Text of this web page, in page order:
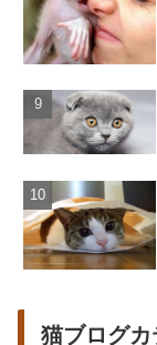
猫ブログ